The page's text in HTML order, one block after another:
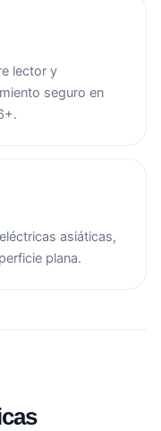
lector y
seguro en
asiáticas,
plana.